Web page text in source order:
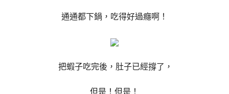
通通都下鍋，吃得好過癮啊！
把蝦子吃完後，肚子已經撐了，
但是！但是！